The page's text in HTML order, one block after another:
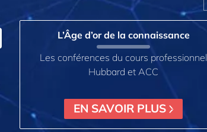
L’Âge d’or de la connaissance
Les conférences du cours professionnel
Hubbard et ACC
EN SAVOIR PLUS